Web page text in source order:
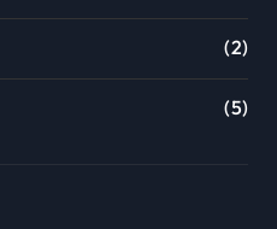
(2)
(5)